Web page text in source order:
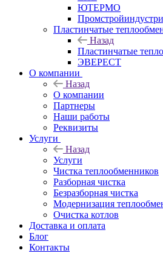
ЮТЕРМО
Пластинчатые
Назад
Пластинчатые
ЭВЕРЕСТ
О компании
Назад
О компании
Партнеры
Наши работы
Реквизиты
Услуги
Назад
Услуги
Чистка теплообменников
Разборная чистка
Безразборная чистка
Модернизация
Очистка котлов
Доставка и оплата
Блог
Контакты